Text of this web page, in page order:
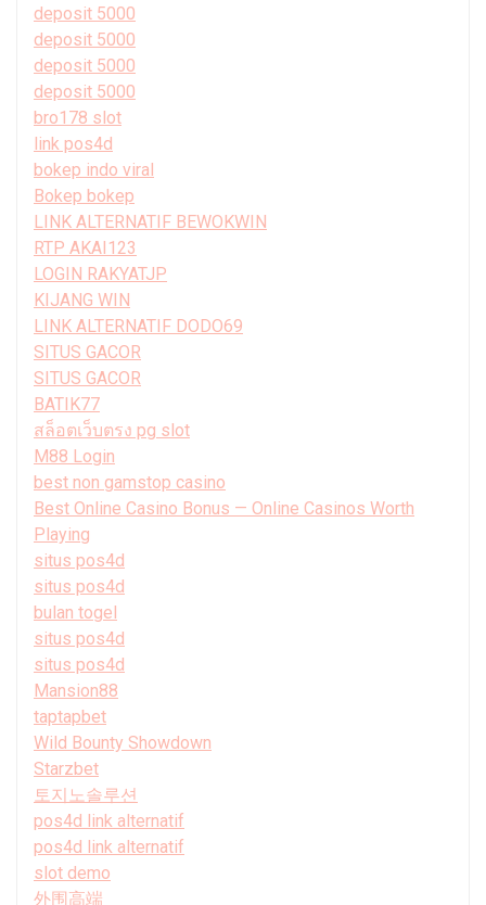
deposit 5000
deposit 5000
deposit 5000
deposit 5000
bro178 slot
link pos4d
bokep indo viral
Bokep bokep
LINK ALTERNATIF BEWOKWIN
RTP AKAI123
LOGIN RAKYATJP
KIJANG WIN
LINK ALTERNATIF DODO69
SITUS GACOR
SITUS GACOR
BATIK77
สล็อตเว็บตรง pg slot
M88 Login
best non gamstop casino
Best Online Casino Bonus — Online Casinos Worth
Playing
situs pos4d
situs pos4d
bulan togel
situs pos4d
situs pos4d
Mansion88
taptapbet
Wild Bounty Showdown
Starzbet
토지노솔루션
pos4d link alternatif
pos4d link alternatif
slot demo
外围高端